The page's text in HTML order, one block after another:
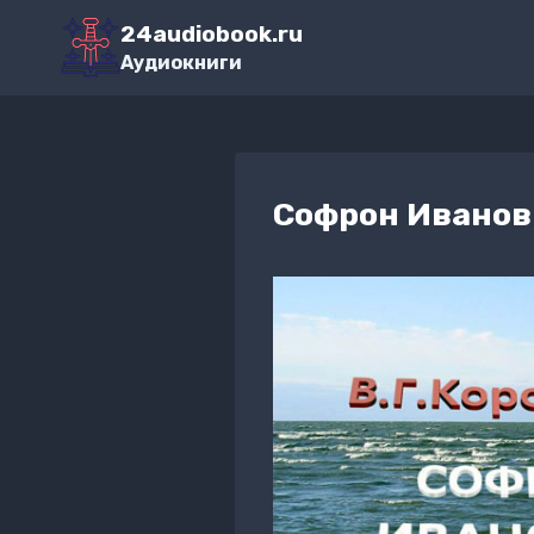
Перейти
содержимому
24audiobook.ru
Аудиокниги
Софрон